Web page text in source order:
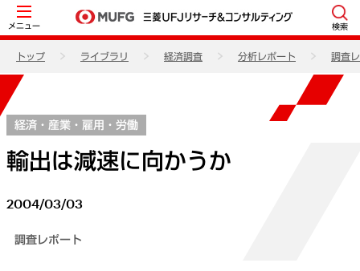
メニュー 検索
トップ ライブラリ 経済調査 分析レポート 調査
経済・産業・雇用・労働
輸出は減速に向かうか
2004/03/03
調査レポート